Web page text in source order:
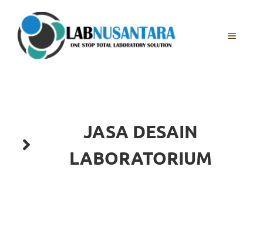
content
MENU
JASA DESAIN
LABORATORIUM